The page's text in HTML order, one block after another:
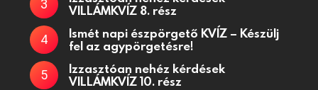
VILLÁMKVÍZ 8. rész
Ismét napi észpörgető KVÍZ – Készülj
fel az agypörgetésre!
Izzasztóan nehéz kérdések
VILLÁMKVÍZ 10. rész